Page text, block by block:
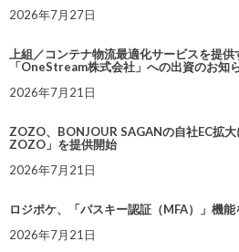
2026年7月27日
上組／コンテナ物流最適化サービスを提
「OneStream株式会社」への出資のお知
2026年7月21日
ZOZO、BONJOUR SAGANの自社EC拡
ZOZO」を提供開始
2026年7月21日
ロジポケ、「パスキー認証（MFA）」機能
2026年7月21日